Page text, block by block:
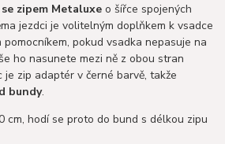
zipem Metaluxeo šířce spojených
jezdci je volitelným doplňkem k vsadce
pokud vsadka nepasuje na
ho nasunete mezi ně z obou stran
je zip adaptér v černé barvě, takže
bundy.
cm, hodí se proto do bund s délkou zipu